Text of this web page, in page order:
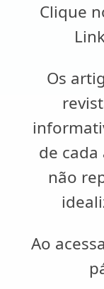
Clique
Os
de
não
Ao